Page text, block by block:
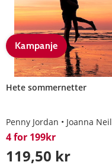
Kampanje
Hete sommernetter
Penny Jordan Joanna Neil
4 for 199kr
119,50 kr